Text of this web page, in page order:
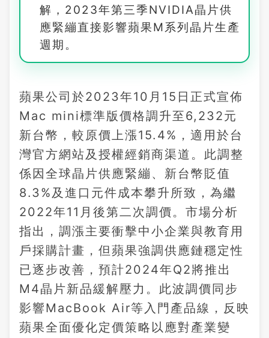
解，2023年第三季NVIDIA晶片供
應緊繃直接影響蘋果M系列晶片生產
週期。
蘋果公司於2023年10月15日正式宣佈
Mac mini標準版價格調升至6,232元
新台幣，較原價上漲15.4%，適用於台
灣官方網站及授權經銷商渠道。此調整
係因全球晶片供應緊繃、新台幣貶值
8.3%及進口元件成本攀升所致，為繼
2022年11月後第二次調價。市場分析
指出，調漲主要衝擊中小企業與教育用
戶採購計畫，但蘋果強調供應鏈穩定性
已逐步改善，預計2024年Q2將推出
M4晶片新品緩解壓力。此波調價同步
影響MacBook Air等入門產品線，反映
蘋果全面優化定價策略以應對產業變